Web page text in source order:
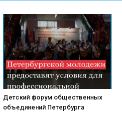
Детский форум общественных
объединений Петербурга